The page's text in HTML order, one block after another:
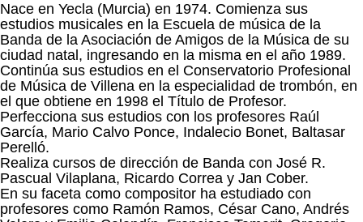
Nace en Yecla (Murcia) en 1974. Comienza sus
estudios musicales en la Escuela de música de la
Banda de la Asociación de Amigos de la Música de su
ciudad natal, ingresando en la misma en el año 1989.
Continúa sus estudios en el Conservatorio Profesional
de Música de Villena en la especialidad de trombón, en
el que obtiene en 1998 el Título de Profesor.
Perfecciona sus estudios con los profesores Raúl
García, Mario Calvo Ponce, Indalecio Bonet, Baltasar
Perelló.
Realiza cursos de dirección de Banda con José R.
Pascual Vilaplana, Ricardo Correa y Jan Cober.
En su faceta como compositor ha estudiado con
profesores como Ramón Ramos, César Cano, Andrés